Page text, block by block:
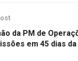
da PM de
em 45 dias